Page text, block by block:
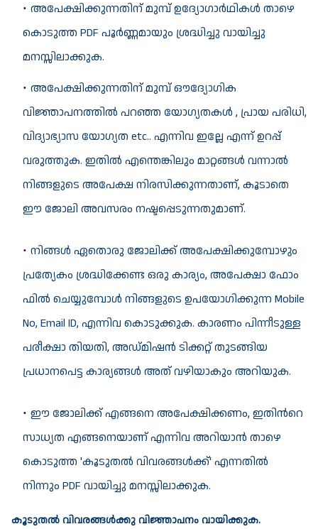
അപേക്ഷിക്കുന്നതിന് മുമ്പ് ഉദ്യോഗാര്‍ഥികള്‍ താഴെ
കൊടുത്ത PDF പൂര്‍ണ്ണമായും ശ്രദ്ധിച്ചു വായിച്ചു
മനസ്സിലാക്കുക.
അപേക്ഷിക്കുന്നതിന് മുമ്പ് ഔദ്യോഗിക
വിജ്ഞാപനത്തില്‍ പറഞ്ഞ യോഗ്യതകള്‍ , പ്രായ പരിധി,
വിദ്യാഭ്യാസ യോഗ്യത etc.. എന്നിവ ഇല്ലേ എന്ന് ഉറപ്പ്
വരുത്തുക. ഇതില്‍ എന്തെങ്കിലും മാറ്റങ്ങള്‍ വന്നാല്‍
നിങ്ങളുടെ അപേക്ഷ നിരസിക്കുന്നതാണ്, കൂടാതെ
ഈ ജോലി അവസരം നഷ്ടപ്പെടുന്നതുമാണ്.
നിങ്ങള്‍ ഏതൊരു ജോലിക്ക് അപേക്ഷിക്കുമ്പോഴും
പ്രത്യേകം ശ്രദ്ധിക്കേണ്ട ഒരു കാര്യം, അപേക്ഷാ ഫോം
ഫില്‍ ചെയ്യുമ്പോള്‍ നിങ്ങളുടെ ഉപയോഗിക്കുന്ന Mobile
No, Email ID, എന്നിവ കൊടുക്കുക. കാരണം പിന്നീടുള്ള
പരീക്ഷാ തിയതി, അഡ്മിഷന്‍ ടിക്കറ്റ് തുടങ്ങിയ
പ്രധാനപെട്ട കാര്യങ്ങള്‍ അത് വഴിയാകും അറിയുക.
ഈ ജോലിക്ക് എങ്ങനെ അപേക്ഷിക്കണം, ഇതിന്‍റെ
സാധ്യത എങ്ങനെയാണ് എന്നിവ അറിയാന്‍ താഴെ
കൊടുത്ത 'കൂടുതൽ വിവരങ്ങൾക്ക്' എന്നതിൽ
നിന്നും PDF വായിച്ചു മനസ്സിലാക്കുക.
കൂടുതൽ വിവരങ്ങൾക്കു വിജ്ഞാപനം വായിക്കുക.